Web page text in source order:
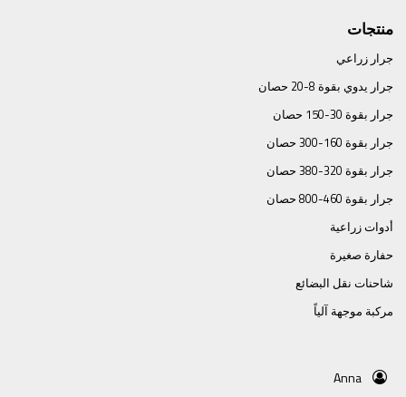
منتجات
جرار زراعي
جرار يدوي بقوة 8-20 حصان
جرار بقوة 30-150 حصان
جرار بقوة 160-300 حصان
جرار بقوة 320-380 حصان
جرار بقوة 460-800 حصان
أدوات زراعية
حفارة صغيرة
شاحنات نقل البضائع
مركبة موجهة آلياً
Anna